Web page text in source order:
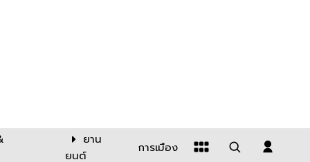
ยาน
ยนต์
การเมือง